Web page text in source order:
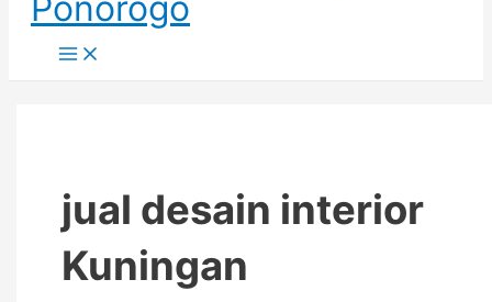
jual desain interior
Kuningan